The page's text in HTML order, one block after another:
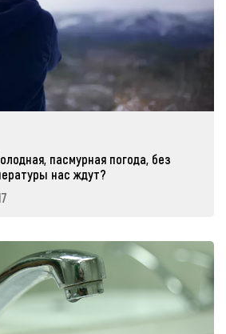
пасмурная погода, без
нас ждут?